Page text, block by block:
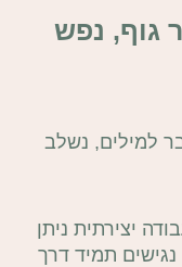
גוף, נפש
למילים, נשלב
יצירתית ניתן
תמיד דרך